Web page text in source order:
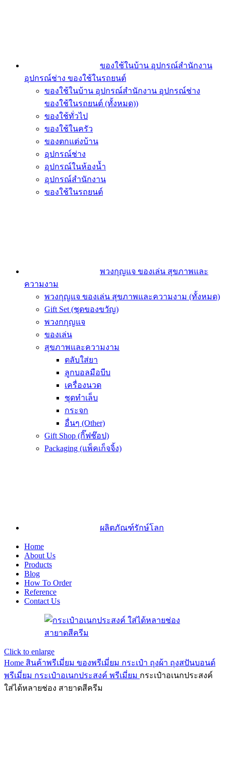
ของใช้ในบ้าน อุปกรณ์สำนักงาน
อุปกรณ์ช่าง ของใช้ในรถยนต์
ของใช้ในบ้าน อุปกรณ์สำนักงาน อุปกรณ์ช่าง
ของใช้ในรถยนต์ (ทั้งหมด))
ของใช้ทั่วไป
ของใช้ในครัว
ของตกแต่งบ้าน
อุปกรณ์ช่าง
อุปกรณ์ในห้องน้ำ
อุปกรณ์สำนักงาน
ของใช้ในรถยนต์
พวงกุญแจ ของเล่น สุขภาพและ
ความงาม
พวงกุญแจ ของเล่น สุขภาพและความงาม (ทั้งหมด)
Gift Set (ชุดของขวัญ)
พวงกกุญแจ
ของเล่น
สุขภาพและความงาม
ตลับใส่ยา
ลูกบอลมือบีบ
เครื่องนวด
ชุดทำเล็บ
กระจก
อื่นๆ (Other)
Gift Shop (กิ๊ฟช๊อป)
Packaging (แพ็คเก็จจิ้ง)
ผลิตภัณฑ์รักษ์โลก
Home
About Us
Products
Blog
How To Order
Reference
Contact Us
Click to enlarge
Home สินค้าพรีเมี่ยม ของพรีเมี่ยม กระเป๋า ถุงผ้า ถุงสปันบอนด์
พรีเมี่ยม กระเป๋าอเนกประสงค์ พรีเมี่ยม กระเป๋าอเนกประสงค์
ใส่ได้หลายช่อง สายาดสีครีม